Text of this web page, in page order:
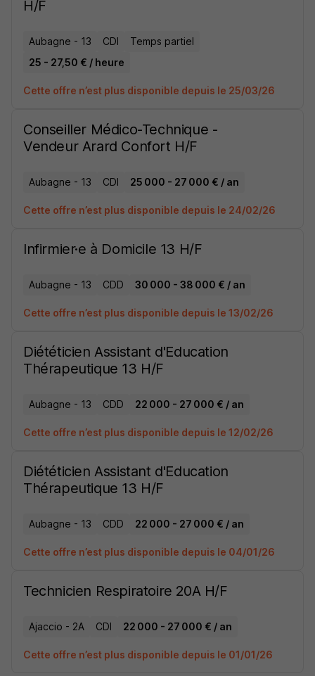
H/F
Aubagne - 13 CDI
Temps partiel
25 - 27,50 € / heure
Cette offre n’est plus disponible depuis le 25/03/26
Conseiller Médico-Technique -
Vendeur Arard Confort H/F
Aubagne - 13 CDI 25 000 - 27 000 € / an
Cette offre n’est plus disponible depuis le 24/02/26
Infirmier·e à Domicile 13 H/F
Aubagne - 13 CDD 30 000 - 38 000 € / an
Cette offre n’est plus disponible depuis le 13/02/26
Diététicien Assistant d'Education
Thérapeutique 13 H/F
Aubagne - 13 CDD 22 000 - 27 000 € / an
Cette offre n’est plus disponible depuis le 12/02/26
Diététicien Assistant d'Education
Thérapeutique 13 H/F
Aubagne - 13 CDD 22 000 - 27 000 € / an
Cette offre n’est plus disponible depuis le 04/01/26
Technicien Respiratoire 20A H/F
Ajaccio - 2A CDI 22 000 - 27 000 € / an
Cette offre n’est plus disponible depuis le 01/01/26